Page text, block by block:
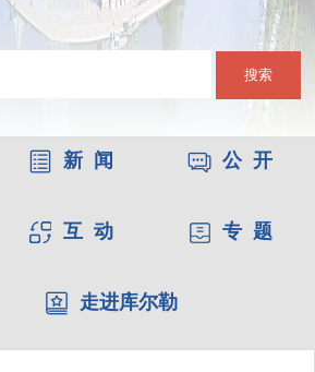
搜索
新 闻 公 开
互 动 专 题
走进库尔勒